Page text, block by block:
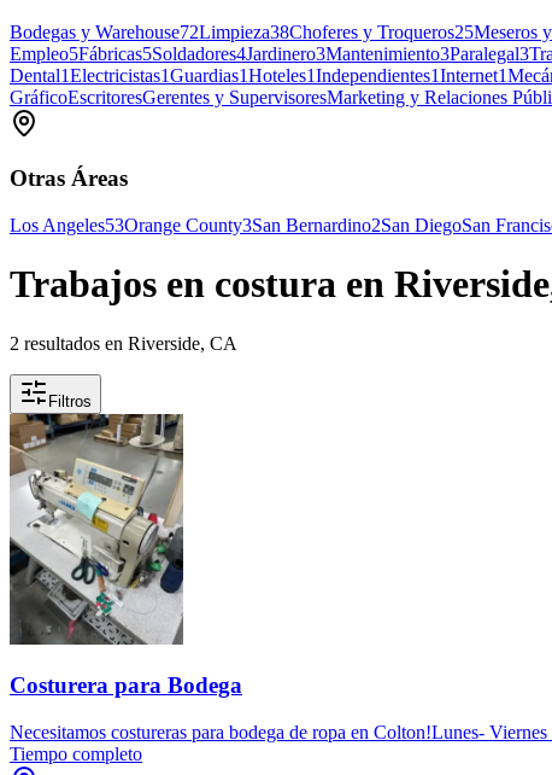
Bodegas y Warehouse72Limpieza38Choferes y Troqueros25Meseros
Empleo5Fábricas5Soldadores4Jardinero3Mantenimiento3Paralegal3
Dental1Electricistas1Guardias1Hoteles1Independientes1Internet1
GráficoEscritoresGerentes y SupervisoresMarketing y Relaciones
Otras Áreas
Los Angeles53Orange County3San Bernardino2San DiegoSan
Trabajos en costura en
2 resultados en Riverside, CA
Filtros
Costurera para Bodega
Necesitamos costureras para bodega de ropa en Colton!Lunes-
Tiempo completo